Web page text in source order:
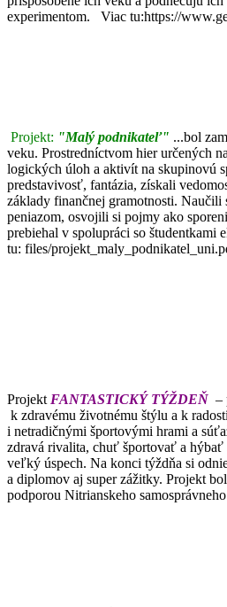
experimentom. Viac tu:https://
Projekt: "Malý podnikateľ" ...bol
veku. Prostredníctvom hier určených
logických úloh a aktivít na skupinovú
predstavivosť, fantázia, získali
základy finančnej gramotnosti. Naučili
peniazom, osvojili si pojmy ako
prebiehal v spolupráci so študentkami
tu: files/
Projekt FANTASTICKÝ TÝŽDEŇ –
k zdravému životnému štýlu a k
i netradičnými športovými hrami a
zdravá rivalita, chuť športovať a hýbať
veľký úspech. Na konci týždňa si
a diplomov aj super zážitky. Projekt
podporou Nitrianskeho